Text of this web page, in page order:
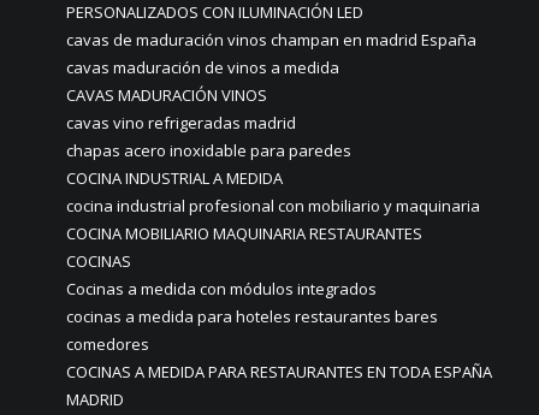
PERSONALIZADOS CON ILUMINACIÓN LED
cavas de maduración vinos champan en madrid España
cavas maduración de vinos a medida
CAVAS MADURACIÓN VINOS
cavas vino refrigeradas madrid
chapas acero inoxidable para paredes
COCINA INDUSTRIAL A MEDIDA
cocina industrial profesional con mobiliario y maquinaria
COCINA MOBILIARIO MAQUINARIA RESTAURANTES
COCINAS
Cocinas a medida con módulos integrados
cocinas a medida para hoteles restaurantes bares
comedores
COCINAS A MEDIDA PARA RESTAURANTES EN TODA ESPAÑA
MADRID